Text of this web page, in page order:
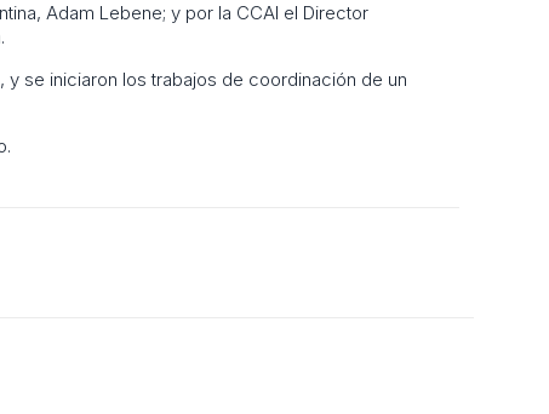
Adam Lebene; y por la CCAI el Director
y se iniciaron los trabajos de coordinación de un